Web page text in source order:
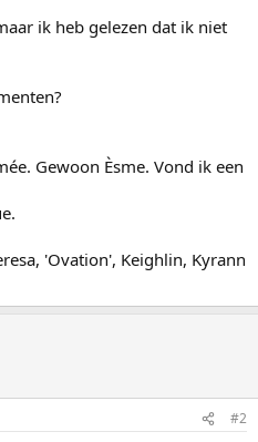
ik heb gelezen dat ik niet
Gewoon Èsme. Vond ik een
'Ovation', Keighlin, Kyrann
#2